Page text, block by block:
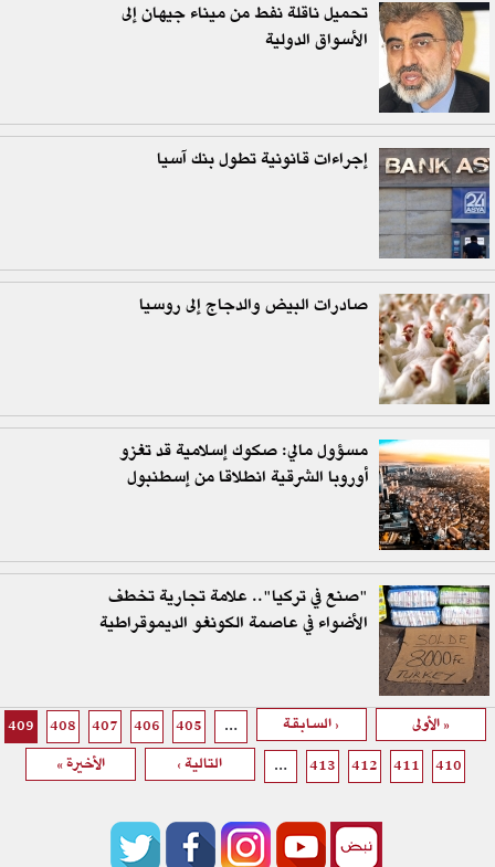
تحميل ناقلة نفط من ميناء جيهان إلى
الأسواق الدولية
إجراءات قانونية تطول بنك آسيا
صادرات البيض والدجاج إلى روسيا
مسؤول مالي: صكوك إسلامية قد تغزو
أوروبا الشرقية انطلاقا من إسطنبول
"صنع في تركيا".. علامة تجارية تخطف
الأضواء في عاصمة الكونغو الديموقراطية
الصفحات
« الأولى ‹ السابقة …
405
406
407
408
409
410
411
412
413
… التالية › الأخيرة »